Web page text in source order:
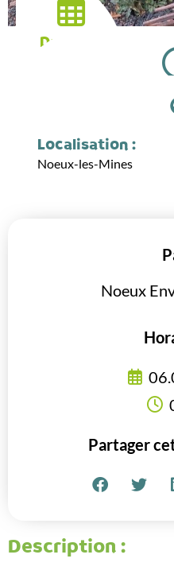
Date :
Localisation :
Noeux-les-Mines
Noeux
Partager
Description :